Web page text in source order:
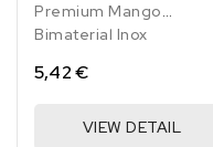
Premium Mango
Bimaterial Inox
5,42 €
VIEW DETAIL